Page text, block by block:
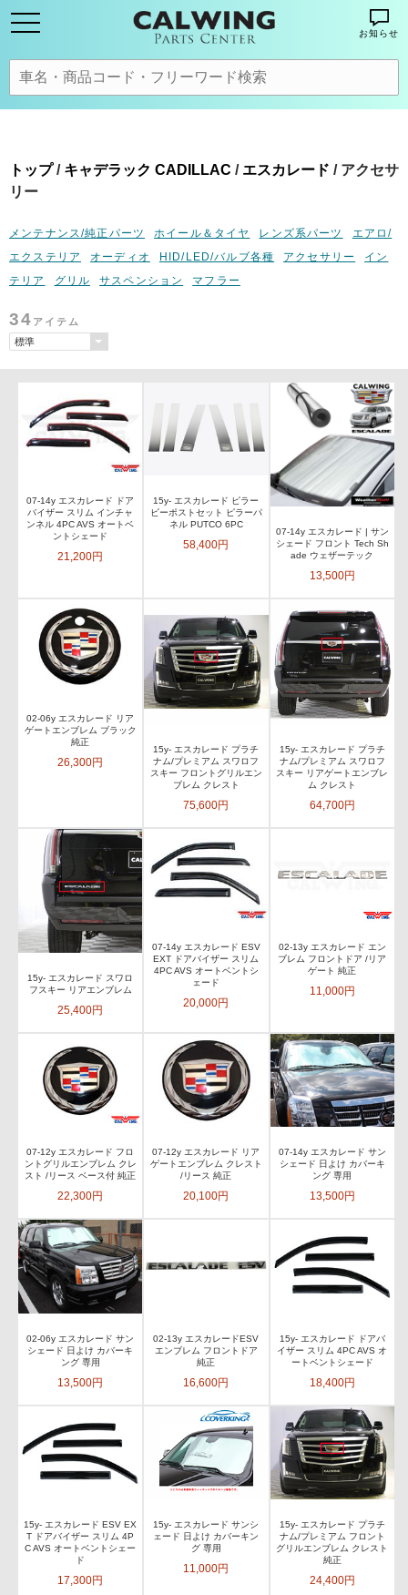
お知らせ
トップ/ キャデラック CADILLAC / エスカレード / アクセサ
リー
メンテナンス/純正パーツ ホイール＆タイヤ レンズ系パーツ
エアロ/
エクステリア
オーディオ HID/LED/バルブ各種 アクセサリー
イン
テリア
グリル サスペンション マフラー
34 アイテム
07-14y エスカレード ドア
バイザー スリム インチャ
ンネル 4PC AVS オートベ
ントシェード
21,200円
15y- エスカレード ピラー
ビーポストセット ピラーパ
ネル PUTCO 6PC
58,400円
07-14y エスカレード | サン
シェード フロント Tech Sh
ade ウェザーテック
13,500円
02-06y エスカレード リア
ゲートエンブレム ブラック
純正
26,300円
15y- エスカレード プラチ
ナム/プレミアム スワロフ
スキー フロントグリルエン
ブレム クレスト
75,600円
15y- エスカレード プラチ
ナム/プレミアム スワロフ
スキー リアゲートエンブレ
ム クレスト
64,700円
15y- エスカレード スワロ
フスキー リアエンブレム
25,400円
07-14y エスカレード ESV
EXT ドアバイザー スリム
4PC AVS オートベントシ
ェード
20,000円
02-13y エスカレード エン
ブレム フロントドア /リア
ゲート 純正
11,000円
07-12y エスカレード フロ
ントグリルエンブレム クレ
スト /リース ベース付 純正
22,300円
07-12y エスカレード リア
ゲートエンブレム クレスト
/リース 純正
20,100円
07-14y エスカレード サン
シェード 日よけ カバーキ
ング 専用
13,500円
02-06y エスカレード サン
シェード 日よけ カバーキ
ング 専用
13,500円
02-13y エスカレードESV
エンブレム フロントドア
純正
16,600円
15y- エスカレード ドアバ
イザー スリム 4PC AVS オ
ートベントシェード
18,400円
15y- エスカレード ESV EX
T ドアバイザー スリム 4P
C AVS オートベントシェー
ド
17,300円
15y- エスカレード サンシ
ェード 日よけ カバーキン
グ 専用
11,000円
15y- エスカレード プラチ
ナム/プレミアム フロント
グリルエンブレム クレスト
純正
24,400円